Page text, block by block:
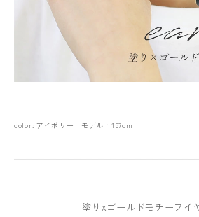
color: アイボリー モデル：157cm
塗りxゴールドモチーフイ